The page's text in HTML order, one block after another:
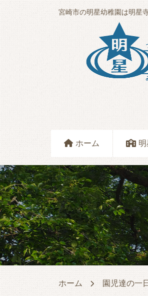
宮崎市の明星幼稚園は明星
ホーム
ホーム 園児達の一日